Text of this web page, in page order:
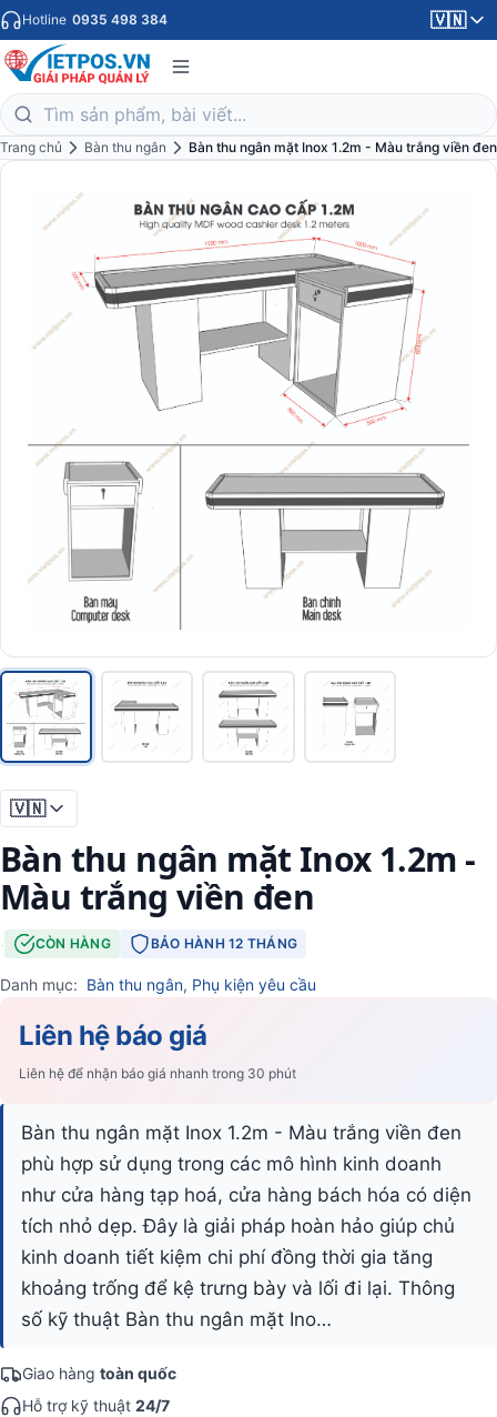
Hotline 0935 498 384 🇻🇳
Trang chủ Bàn thu ngân Bàn thu ngân mặt Inox 1.2m - Màu trắng viền đen
🇻🇳
Bàn thu ngân mặt Inox 1.2m -
Màu trắng viền đen
· CÒN HÀNG BẢO HÀNH 12 THÁNG
Danh mục: Bàn thu ngân, Phụ kiện yêu cầu
Liên hệ báo giá
Liên hệ để nhận báo giá nhanh trong 30 phút
Bàn thu ngân mặt Inox 1.2m - Màu trắng viền đen
phù hợp sử dụng trong các mô hình kinh doanh
như cửa hàng tạp hoá, cửa hàng bách hóa có diện
tích nhỏ dẹp. Đây là giải pháp hoàn hảo giúp chủ
kinh doanh tiết kiệm chi phí đồng thời gia tăng
khoảng trống để kệ trưng bày và lối đi lại. Thông
số kỹ thuật Bàn thu ngân mặt Ino…
Giao hàng toàn quốc
Hỗ trợ kỹ thuật 24/7